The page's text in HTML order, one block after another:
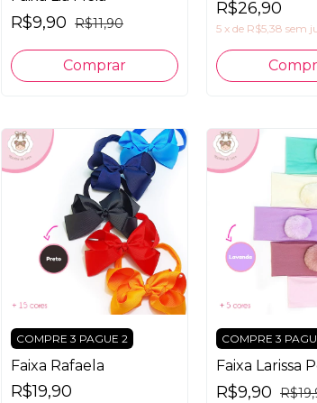
R$9,90 R$11,90
Comprar
R$26,90
5 x de R$5,38 sem
COMPRE 3 PAGUE 2
Faixa Rafaela
R$19,90
COMPRE 3
Faixa Larissa
R$9,90